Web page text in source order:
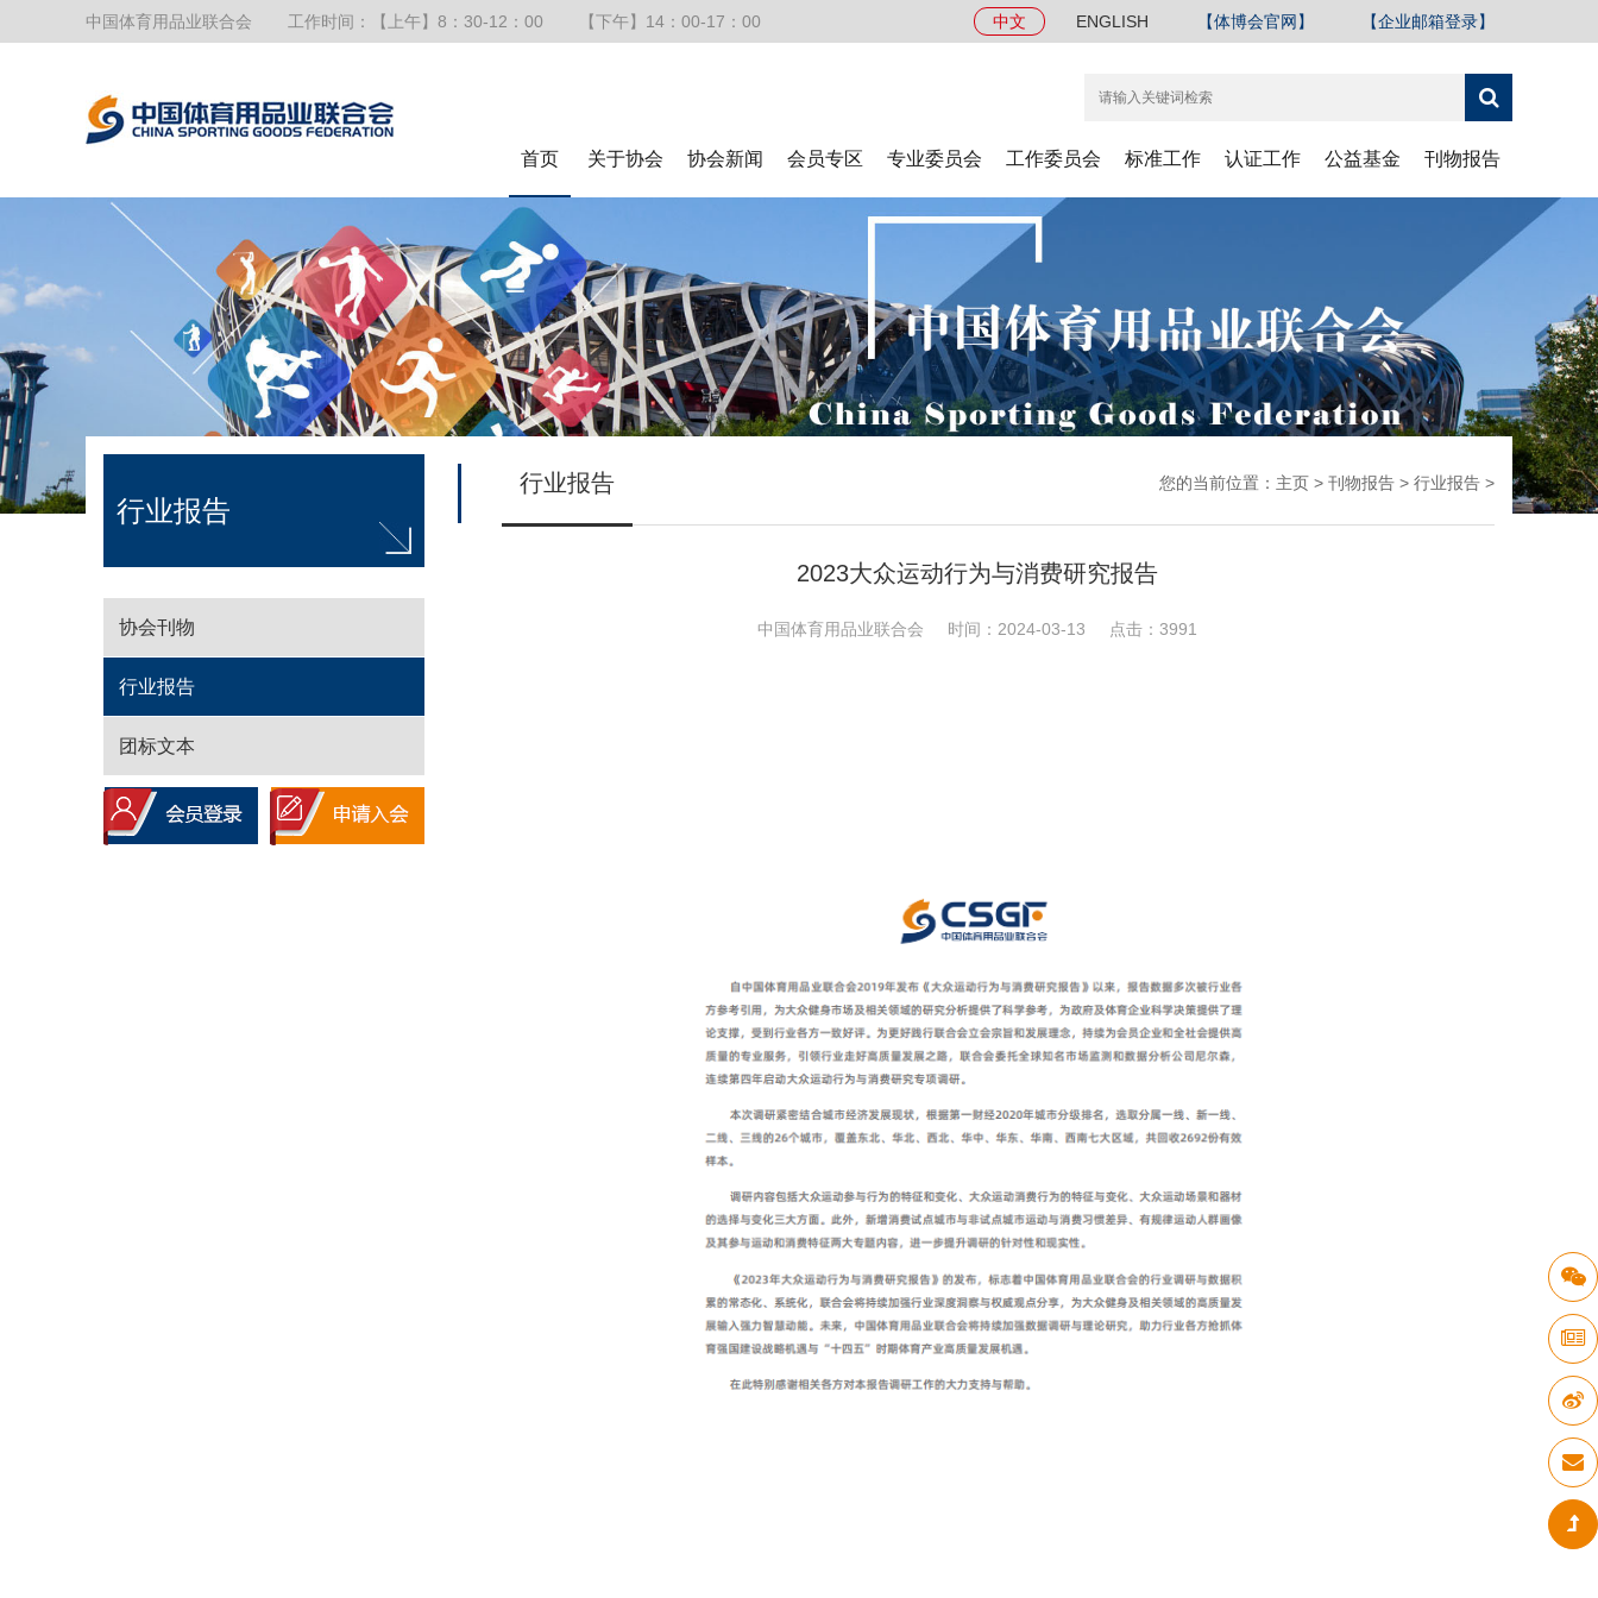
中国体育用品业联合会 工作时间：【上午】8：30-12：00 【下午】14：00-17：00 【体博会官网】 【企业邮箱登录】
中文 ENGLISH
首页 关于协会 协会新闻 会员专区 专业委员会 工作委员会 标准工作 认证工作 公益基金 刊物报告
行业报告
协会刊物
行业报告
团标文本
行业报告 您的当前位置： 主页 > 刊物报告 > 行业报告 >
2023大众运动行为与消费研究报告
中国体育用品业联合会 时间：2024-03-13 点击： 3991